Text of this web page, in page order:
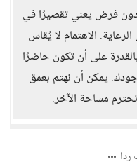
دون فرض يعني تقصيرًا في
الاهتمام لا يُقاس
على أن تكون حاضرًا
يمكن أن نهتم بعمق
مساحة الآخر.